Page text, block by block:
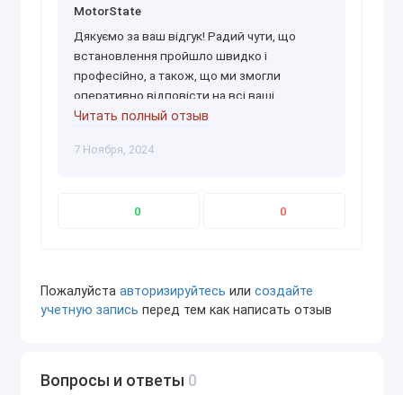
несколько часов профессиональное ПО будет
установлено на ваш компьютер. Для этого
необходимо лишь наличие программы удаленного
доступа TeamViewer на вашем ПК.
0 0
MotorState
Дякуємо за ваш відгук! Радий чути, що
встановлення пройшло швидко і
професійно, а також, що ми змогли
оперативно відповісти на всі ваші
запитання. Дякуємо за вашу довіру!
Читать полный отзыв
7 Ноября, 2024
Пожалуйста авторизируйтесь или создайте
учетную запись перед тем как написать отзыв
Вопросы и ответы 0